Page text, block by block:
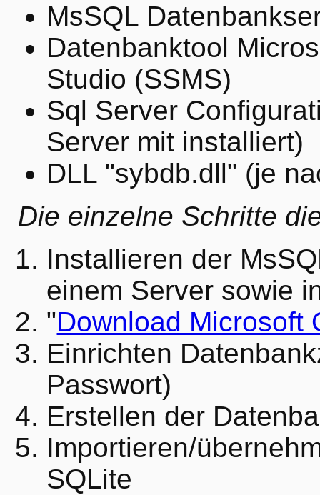
MsSQL
Datenbanktool
Studio (SSMS)
Sql Server
Server mit installiert)
DLL "sybdb.dll" (je
Die einzelne Schritte
Installieren der
einem Server sowie
"Download Microsoft
Einrichten
Passwort)
Erstellen der
Importieren/
SQLite